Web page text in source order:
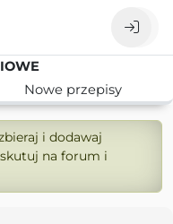
Nowe przepisy
i dodawaj
na forum i